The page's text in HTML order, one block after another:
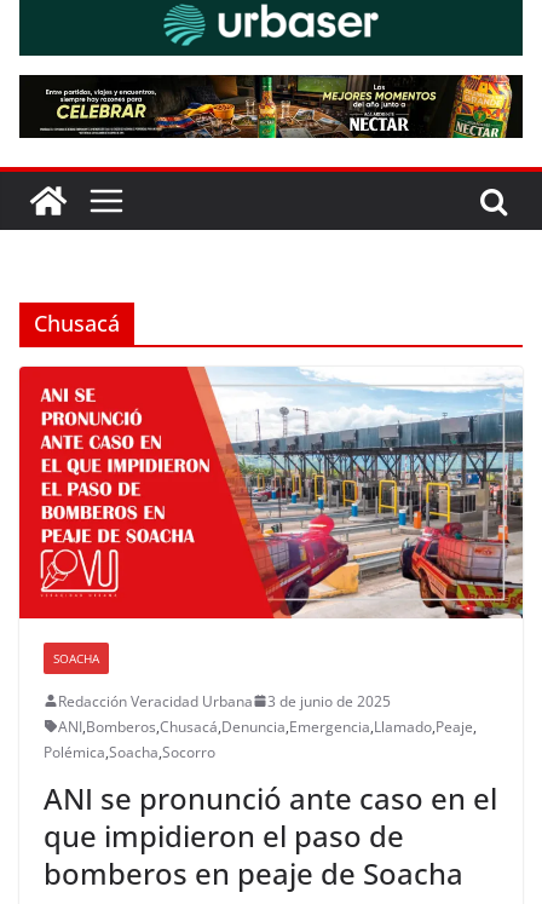
Chusacá
SOACHA
Redacción Veracidad Urbana
3 de junio de 2025
ANI,Bomberos,Chusacá,Denuncia,Emergencia,Llamado,Peaje,
Polémica,Soacha,Socorro
ANI se pronunció ante caso en el
que impidieron el paso de
bomberos en peaje de Soacha